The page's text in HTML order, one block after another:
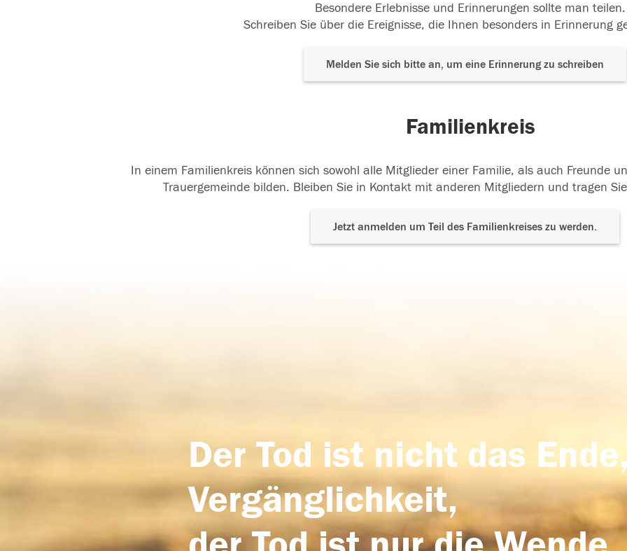
Besondere Erlebnisse und Erinnerungen sollte man teilen.
Schreiben Sie über die Ereignisse, die Ihnen besonders in Erinnerung
Melden Sie sich bitte an, um eine Erinnerung zu schreiben
Familienkreis
In einem Familienkreis können sich sowohl alle Mitglieder einer Familie, als auch Freunde
Trauergemeinde bilden. Bleiben Sie in Kontakt mit anderen Mitgliedern und tragen
Jetzt anmelden um Teil des Familienkreises zu werden.
Der Tod ist nicht das
Vergänglichkeit,